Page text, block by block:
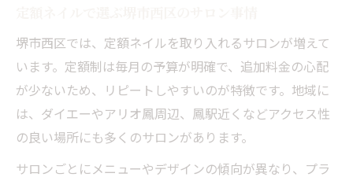
シンプルも華やかも叶う定額ネイルの幅
定額ネイルで叶える長持ちデザインの秘密
定額ネイルで選ぶ最新人気デザイン特集
毎月のおしゃれを彩る定額ネイルの探し方
定額ネイルで毎月変わるおしゃれを楽しむ
堺市西区では、定額ネイルを取り入れるサロンが増えて
います。定額制は毎月の予算が明確で、追加料金の心配
が少ないため、リピートしやすいのが特徴です。地域に
は、ダイエーやアリオ鳳周辺、鳳駅近くなどアクセス性
の良い場所にも多くのサロンがあります。
サロンごとにメニューやデザインの傾向が異なり、プラ